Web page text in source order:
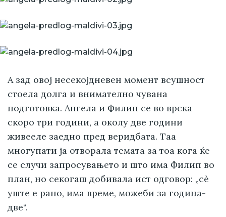
А зад овој несекојдневен момент всушност
стоела долга и внимателно чувана
подготовка. Ангела и Филип се во врска
скоро три години, а околу две години
живееле заедно пред веридбата. Таа
многупати ја отворала темата за тоа кога ќе
се случи запросувањето и што има Филип во
план, но секогаш добивала ист одговор: „сè
уште е рано, има време, можеби за година-
две“.